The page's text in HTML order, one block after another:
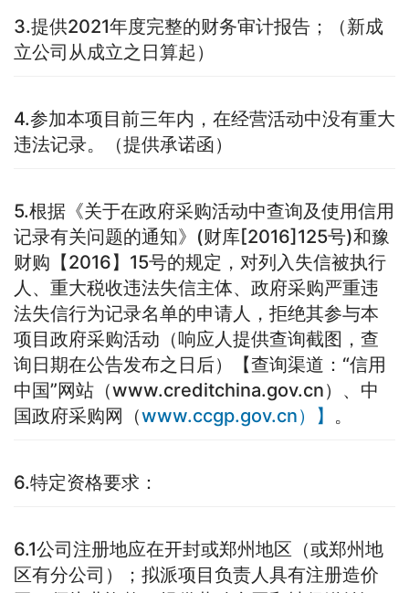
3.提供2021年度完整的财务审计报告；（新成
立公司从成立之日算起）
4.参加本项目前三年内，在经营活动中没有重大
违法记录。（提供承诺函）
5.根据《关于在政府采购活动中查询及使用信用
记录有关问题的通知》(财库[2016]125号)和豫
财购【2016】15号的规定，对列入失信被执行
人、重大税收违法失信主体、政府采购严重违
法失信行为记录名单的申请人，拒绝其参与本
项目政府采购活动（响应人提供查询截图，查
询日期在公告发布之日后）【查询渠道：“信用
中国”网站（www.creditchina.gov.cn）、中
国政府采购网（www.ccgp.gov.cn）】 。
6.特定资格要求：
6.1公司注册地应在开封或郑州地区（或郑州地
区有分公司）；拟派项目负责人具有注册造价